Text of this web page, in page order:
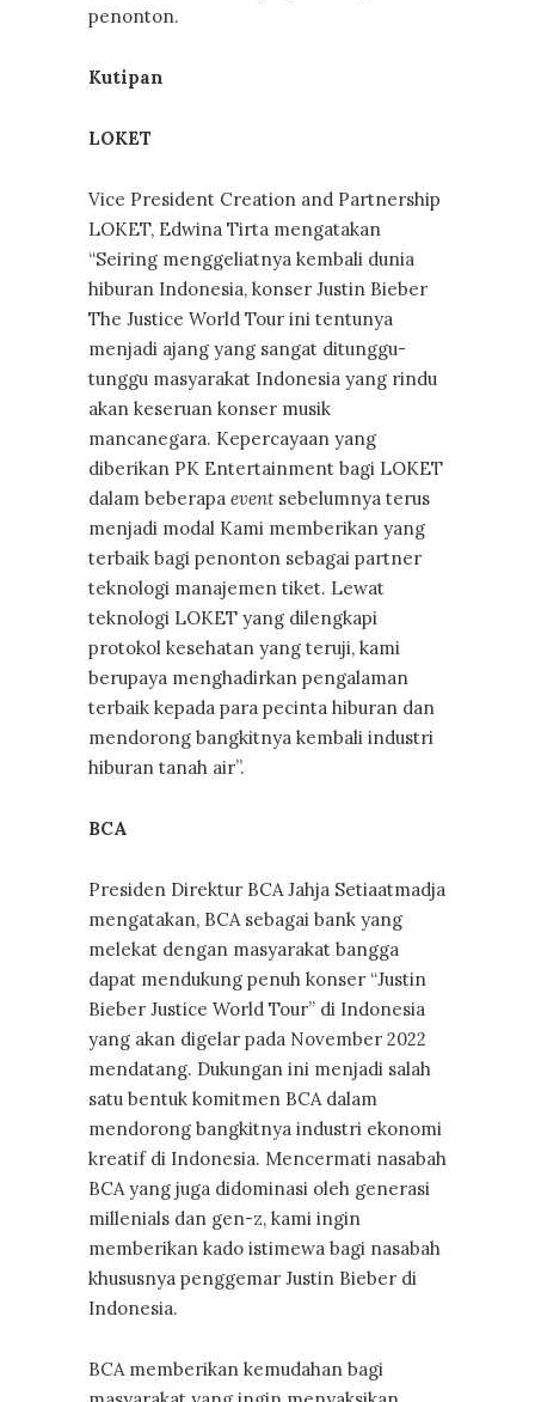
penonton.
Kutipan
LOKET
Vice President Creation and Partnership
LOKET, Edwina Tirta mengatakan
“Seiring menggeliatnya kembali dunia
hiburan Indonesia, konser Justin Bieber
The Justice World Tour ini tentunya
menjadi ajang yang sangat ditunggu-
tunggu masyarakat Indonesia yang rindu
akan keseruan konser musik
mancanegara. Kepercayaan yang
diberikan PK Entertainment bagi LOKET
dalam beberapa event sebelumnya terus
menjadi modal Kami memberikan yang
terbaik bagi penonton sebagai partner
teknologi manajemen tiket. Lewat
teknologi LOKET yang dilengkapi
protokol kesehatan yang teruji, kami
berupaya menghadirkan pengalaman
terbaik kepada para pecinta hiburan dan
mendorong bangkitnya kembali industri
hiburan tanah air”.
BCA
Presiden Direktur BCA Jahja Setiaatmadja
mengatakan, BCA sebagai bank yang
melekat dengan masyarakat bangga
dapat mendukung penuh konser “Justin
Bieber Justice World Tour” di Indonesia
yang akan digelar pada November 2022
mendatang. Dukungan ini menjadi salah
satu bentuk komitmen BCA dalam
mendorong bangkitnya industri ekonomi
kreatif di Indonesia. Mencermati nasabah
BCA yang juga didominasi oleh generasi
millenials dan gen-z, kami ingin
memberikan kado istimewa bagi nasabah
khususnya penggemar Justin Bieber di
Indonesia.
BCA memberikan kemudahan bagi